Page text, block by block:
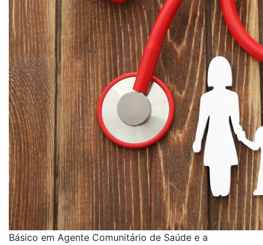
Básico em Agente Comunitário de Saúde e a